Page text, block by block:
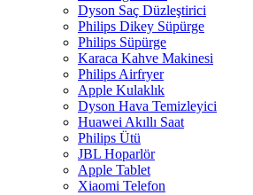
Dyson Saç Düzleştirici
Philips Dikey Süpürge
Philips Süpürge
Karaca Kahve Makinesi
Philips Airfryer
Apple Kulaklık
Dyson Hava Temizleyici
Huawei Akıllı Saat
Philips Ütü
JBL Hoparlör
Apple Tablet
Xiaomi Telefon